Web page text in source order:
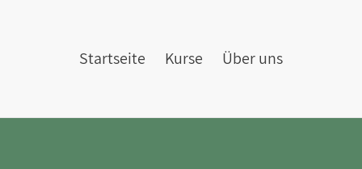
Startseite Kurse Über uns